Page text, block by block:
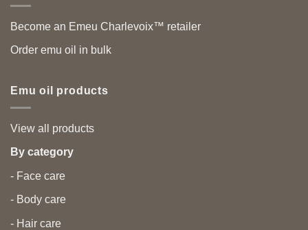
Become an Emeu Charlevoix™ retailer
Order emu oil in bulk
Emu oil products
View all products
By category
- Face care
- Body care
- Hair care